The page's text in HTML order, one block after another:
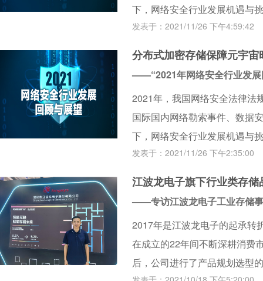
下，网络安全行业发展机遇与
重中之重。因此，本刊特组织
访，邀请多家企业的资深专家
发表于：2021/11/26 下午4:59:42
分布式加密存储保障元宇宙
——“2021年网络安全行业发展
2021年，我国网络安全法律法
国际国内网络勒索事件、数据
下，网络安全行业发展机遇与
重中之重。因此，本刊特组织
访，邀请多家企业的资深专家
的趋势进行展望。
发表于：2021/11/26 下午2:35:00
江波龙电子旗下行业类存
——专访江波龙电子工业存储
2017年是江波龙电子的起承转
在成立的22年间不断深耕消费
后，公司进行了产品规划选型